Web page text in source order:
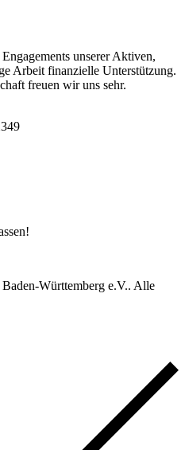
unserer Aktiven,
Arbeit finanzielle Unterstützung.
freuen wir uns sehr.
Württemberg e.V.. Alle